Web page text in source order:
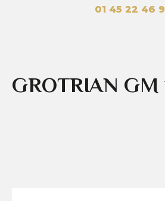
01 45 22 46
GROTRIAN GM